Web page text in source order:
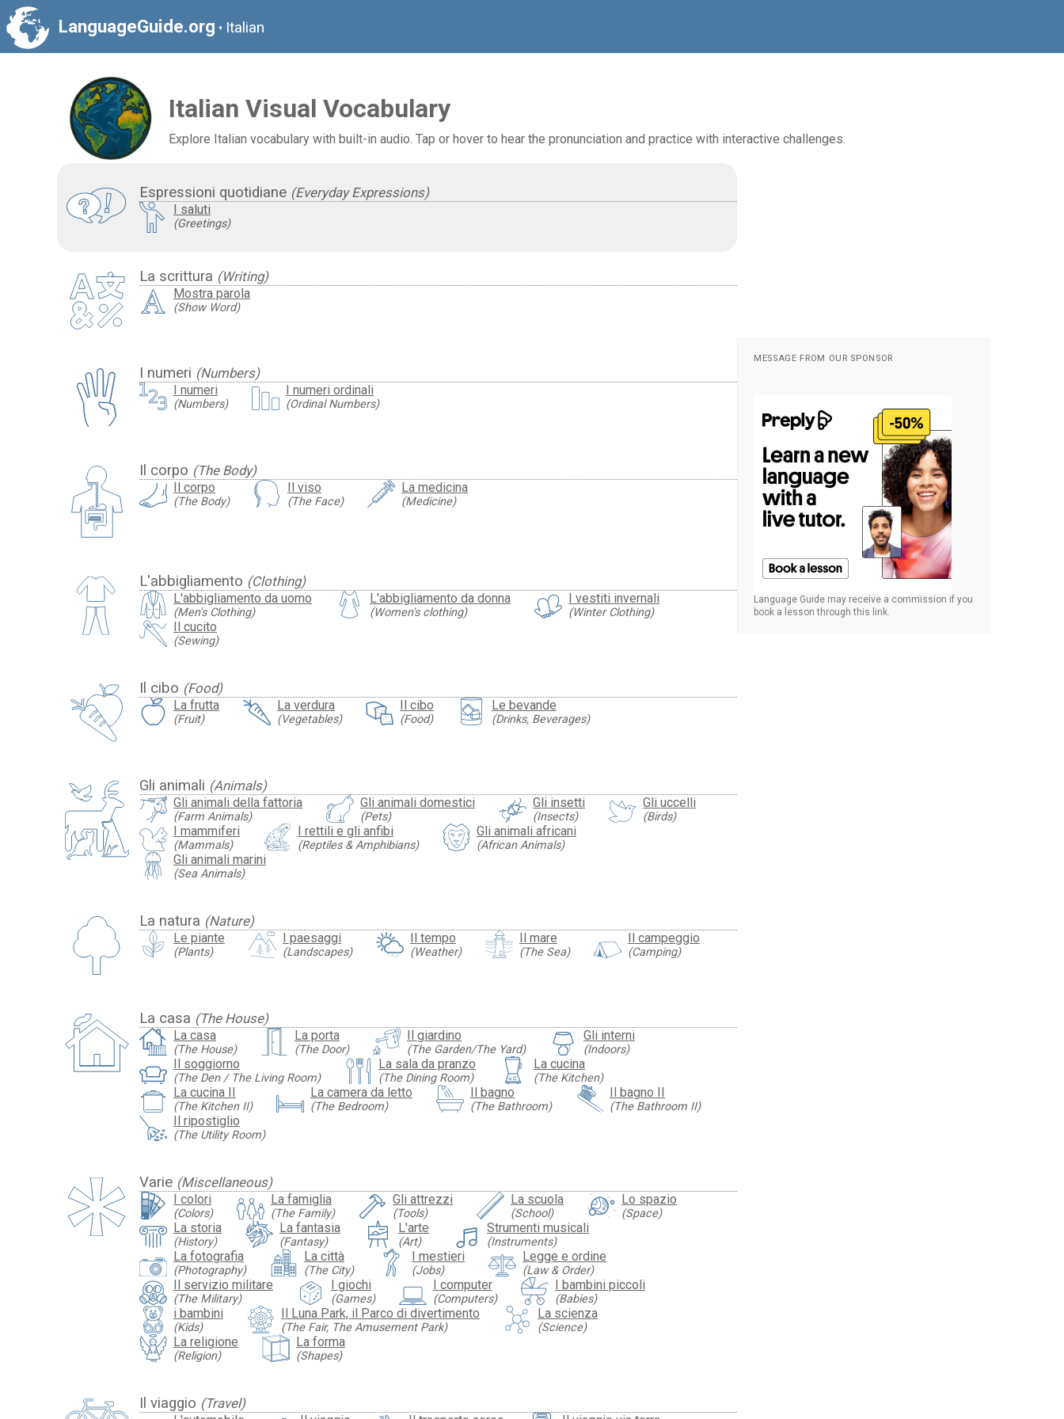
LanguageGuide.org • Italian
Italian Visual Vocabulary
Explore Italian vocabulary with built-in audio. Tap or hover to hear the pronunciation and practice with interactive challenges.
Espressioni quotidiane (Everyday Expressions)
I saluti
(Greetings)
La scrittura (Writing)
Mostra parola
(Show Word)
I numeri (Numbers)
I numeri
(Numbers)
I numeri ordinali
(Ordinal Numbers)
Il corpo (The Body)
Il corpo
(The Body)
Il viso
(The Face)
La medicina
(Medicine)
L'abbigliamento (Clothing)
L'abbigliamento da uomo
(Men's Clothing)
L'abbigliamento da donna
(Women's clothing)
I vestiti invernali
(Winter Clothing)
Il cucito
(Sewing)
Il cibo (Food)
La frutta
(Fruit)
La verdura
(Vegetables)
Il cibo
(Food)
Le bevande
(Drinks, Beverages)
Gli animali (Animals)
Gli animali della fattoria
(Farm Animals)
Gli animali domestici
(Pets)
Gli insetti
(Insects)
Gli uccelli
(Birds)
I mammiferi
(Mammals)
I rettili e gli anfibi
(Reptiles & Amphibians)
Gli animali africani
(African Animals)
Gli animali marini
(Sea Animals)
La natura (Nature)
Le piante
(Plants)
I paesaggi
(Landscapes)
Il tempo
(Weather)
Il mare
(The Sea)
Il campeggio
(Camping)
La casa (The House)
La casa
(The House)
La porta
(The Door)
Il giardino
(The Garden/The Yard)
Gli interni
(Indoors)
Il soggiorno
(The Den / The Living Room)
La sala da pranzo
(The Dining Room)
La cucina
(The Kitchen)
La cucina II
(The Kitchen II)
La camera da letto
(The Bedroom)
Il bagno
(The Bathroom)
Il bagno II
(The Bathroom II)
Il ripostiglio
(The Utility Room)
Varie (Miscellaneous)
I colori
(Colors)
La famiglia
(The Family)
Gli attrezzi
(Tools)
La scuola
(School)
Lo spazio
(Space)
La storia
(History)
La fantasia
(Fantasy)
L'arte
(Art)
Strumenti musicali
(Instruments)
La fotografia
(Photography)
La città
(The City)
I mestieri
(Jobs)
Legge e ordine
(Law & Order)
Il servizio militare
(The Military)
I giochi
(Games)
I computer
(Computers)
I bambini piccoli
(Babies)
i bambini
(Kids)
Il Luna Park, il Parco di divertimento
(The Fair, The Amusement Park)
La scienza
(Science)
La religione
(Religion)
La forma
(Shapes)
Il viaggio (Travel)
MESSAGE FROM OUR SPONSOR
Language Guide may receive a commission if you
book a lesson through this link.